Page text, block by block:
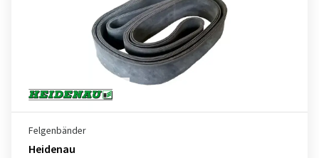
Felgenbänder
Heidenau